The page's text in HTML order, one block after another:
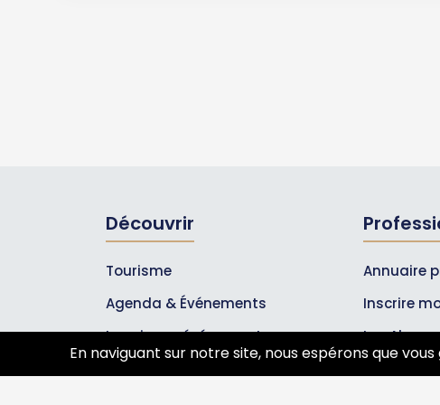
Découvrir
Tourisme
Agenda & Événements
Inscrire un événement
Annuaire
Inscrire
Les
En naviguant sur notre site, nous espérons que